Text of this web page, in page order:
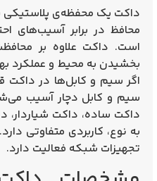
داکت یک محفظه‌ی پلاستیکی
محافظ در برابر آسیب‌های
است. داکت علاوه بر
بخشیدن به محیط و عملکرد
اگر سیم و کابل‌ها در داکت
سیم و کابل دچار آسیب
داکت ساده، داکت شیاردار،
به نوع، کاربردی متفاوتی
تجهیزات شبکه فعالیت دارد.